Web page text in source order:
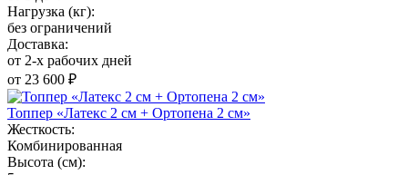
Нагрузка (кг):
без ограничений
Доставка:
от 2-х рабочих дней
от 23 600 ₽
Топпер «Латекс 2 см + Ортопена 2 см»
Жесткость:
Комбинированная
Высота (см):